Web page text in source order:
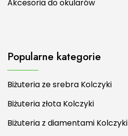
Akcesoria do okularów
Popularne kategorie
Biżuteria ze srebra Kolczyki
Biżuteria złota Kolczyki
Biżuteria z diamentami Kolczyki